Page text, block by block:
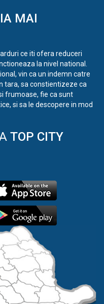
MAI
ce iti ofera reduceri
la nivel national.
vin ca un indemn catre
tara, sa constientizeze ca
frumoase, fie ca sunt
si sa le descopere in mod
TOP CITY